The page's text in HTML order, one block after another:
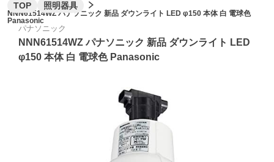
TOP 照明器具
NNN61514WZ パナソニック 新品 ダウンライト LED φ150 本体 白 電球色
Panasonic
パナソニック
NNN61514WZ パナソニック 新品 ダウンライト LED
φ150 本体 白 電球色 Panasonic